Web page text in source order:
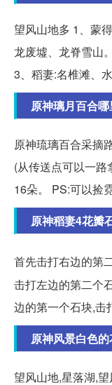
望风山地多 1、蒙
龙废墟、龙脊雪山
3、稻妻:名椎滩、
原神璃月百合
原神琉璃百合采摘
(从传送点可以一
16朵。 PS:可以捡
原神稻妻4花瓣
首先击打右边的第
击打左边的第二个
边的第一个石块,击
原神风景白色
望风山地,星落湖,